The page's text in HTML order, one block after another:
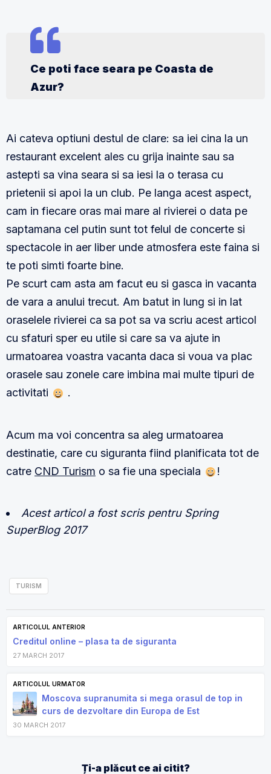
Ce poti face seara pe Coasta de
Azur?
Ai cateva optiuni destul de clare: sa iei cina la un
restaurant excelent ales cu grija inainte sau sa
astepti sa vina seara si sa iesi la o terasa cu
prietenii si apoi la un club. Pe langa acest aspect,
cam in fiecare oras mai mare al rivierei o data pe
saptamana cel putin sunt tot felul de concerte si
spectacole in aer liber unde atmosfera este faina si
te poti simti foarte bine.
Pe scurt cam asta am facut eu si gasca in vacanta
de vara a anului trecut. Am batut in lung si in lat
oraselele rivierei ca sa pot sa va scriu acest articol
cu sfaturi sper eu utile si care sa va ajute in
urmatoarea voastra vacanta daca si voua va plac
orasele sau zonele care imbina mai multe tipuri de
activitati
.
Acum ma voi concentra sa aleg urmatoarea
destinatie, care cu siguranta fiind planificata tot de
catre CND Turism o sa fie una speciala !
Acest articol a fost scris pentru Spring
SuperBlog 2017
TURISM
ARTICOLUL ANTERIOR
Creditul online – plasa ta de siguranta
27 MARCH 2017
ARTICOLUL URMATOR
Moscova supranumita si mega orasul de top in
curs de dezvoltare din Europa de Est
30 MARCH 2017
Ți-a plăcut ce ai citit?